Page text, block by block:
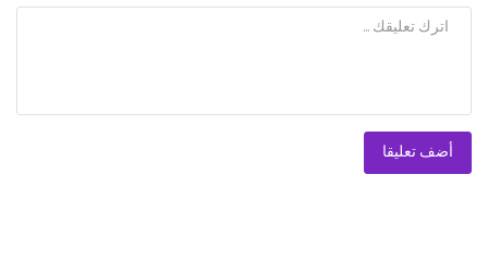
أضف تعليقا